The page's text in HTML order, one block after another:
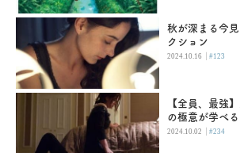
秋が深まる今
クション
2024.10.16 |#123
【全員、最強
の極意が学べ
2024.10.02 |#234